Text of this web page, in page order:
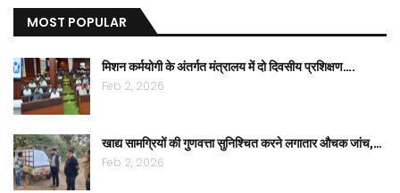
MOST POPULAR
मिशन कर्मयोगी के अंतर्गत मंत्रालय में दो दिवसीय प्रशिक्षण….
Feb 2, 2026
खाद्य सामग्रियों की गुणवत्ता सुनिश्चित करने लगातार औचक जांच,…
Feb 2, 2026